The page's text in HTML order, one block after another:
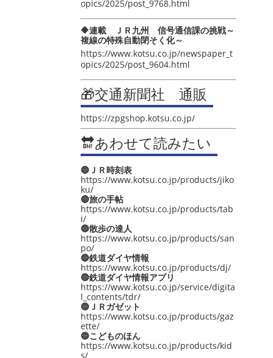
opics/2025/post_9768.html
🔶連載 ＪＲ九州 信号通信課の挑戦～
複線の特殊自動閉そく化～
https://www.kotsu.co.jp/newspaper_t
opics/2025/post_9604.html
🎁交通新聞社 通販
https://zpgshop.kotsu.co.jp/
🔛あわせて読みたい
🔵ＪＲ時刻表
https://www.kotsu.co.jp/products/jiko
ku/
🔵旅の手帖
https://www.kotsu.co.jp/products/tab
i/
🔵散歩の達人
https://www.kotsu.co.jp/products/san
po/
🔵鉄道ダイヤ情報
https://www.kotsu.co.jp/products/dj/
🔵鉄道ダイヤ情報アプリ
https://www.kotsu.co.jp/service/digita
l_contents/tdr/
🔵ＪＲガゼット
https://www.kotsu.co.jp/products/gaz
ette/
🔵こどものほん
https://www.kotsu.co.jp/products/kid
s/